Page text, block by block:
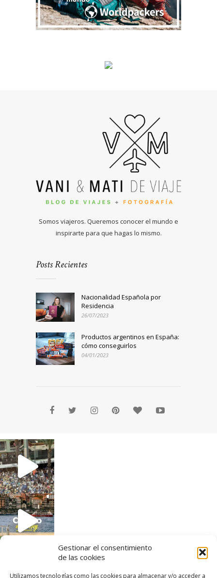
Gestionar el consentimiento
de las cookies
Utilizamos tecnologías como las cookies para almacenar y/o acceder a
Somos viajeros. Queremos conocer el mundo e
inspirarte para que hagas lo mismo.
Posts Recientes
Nacionalidad Española por
Residencia
26/07/2023
Productos argentinos en España:
cómo conseguirlos
04/01/2023